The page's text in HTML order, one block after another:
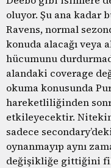
oluyor. Şu ana kadar
Ravens, normal
konuda alacağı veya
hücumunu
alandaki coverage
okuma konusunda
hareketliliğinden
etkileyecektir.
sadece
oynanmayıp aynı
değişikliğe gittiğini